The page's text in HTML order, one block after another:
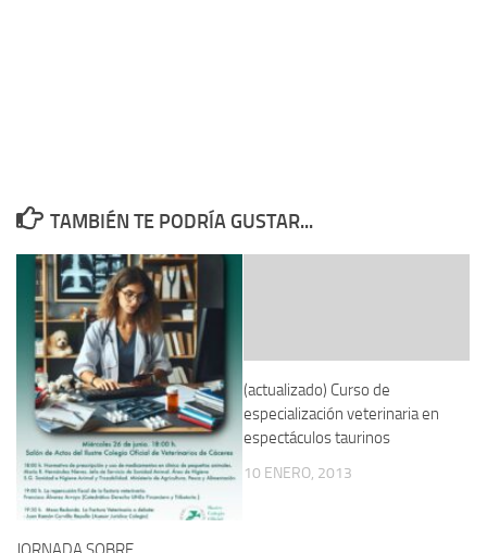
TAMBIÉN TE PODRÍA GUSTAR...
(actualizado) Curso de
especialización veterinaria en
espectáculos taurinos
10 ENERO, 2013